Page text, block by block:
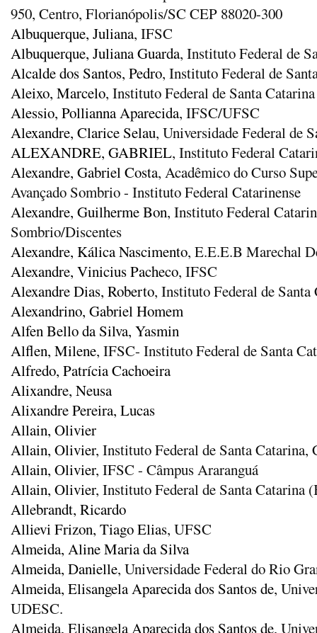
950, Centro, Florianópolis/SC CEP 88020-300
Albuquerque, Juliana, IFSC
Albuquerque, Juliana Guarda, Instituto Federal de
Alcalde dos Santos, Pedro, Instituto Federal de
Aleixo, Marcelo, Instituto Federal de Santa
Alessio, Pollianna Aparecida, IFSC/UFSC
Alexandre, Clarice Selau, Universidade Federal de
ALEXANDRE, GABRIEL, Instituto Federal
Alexandre, Gabriel Costa, Acadêmico do Curso
Avançado Sombrio - Instituto Federal Catarinense
Alexandre, Guilherme Bon, Instituto Federal
Sombrio/Discentes
Alexandre, Kálica Nascimento, E.E.E.B Marechal
Alexandre, Vinicius Pacheco, IFSC
Alexandre Dias, Roberto, Instituto Federal de Santa
Alexandrino, Gabriel Homem
Alfen Bello da Silva, Yasmin
Alflen, Milene, IFSC- Instituto Federal de Santa
Alfredo, Patrícia Cachoeira
Alixandre, Neusa
Alixandre Pereira, Lucas
Allain, Olivier
Allain, Olivier, Instituto Federal de Santa Catarina,
Allain, Olivier, IFSC - Câmpus Araranguá
Allain, Olivier, Instituto Federal de Santa Catarina
Allebrandt, Ricardo
Allievi Frizon, Tiago Elias, UFSC
Almeida, Aline Maria da Silva
Almeida, Danielle, Universidade Federal do Rio
Almeida, Elisangela Aparecida dos Santos de,
UDESC.
Almeida, Elisangela Aparecida dos Santos de,